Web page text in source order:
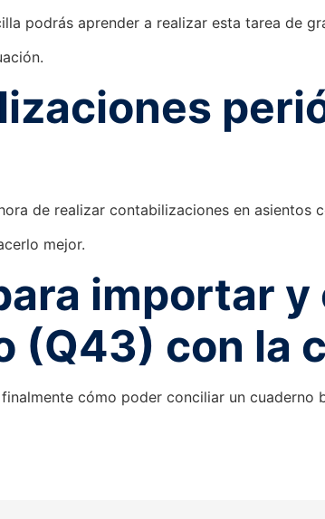
podrás aprender a realizar esta tarea de
de realizar contabilizaciones en
mejor.
importar
(Q43) con la
cómo poder conciliar un cuaderno